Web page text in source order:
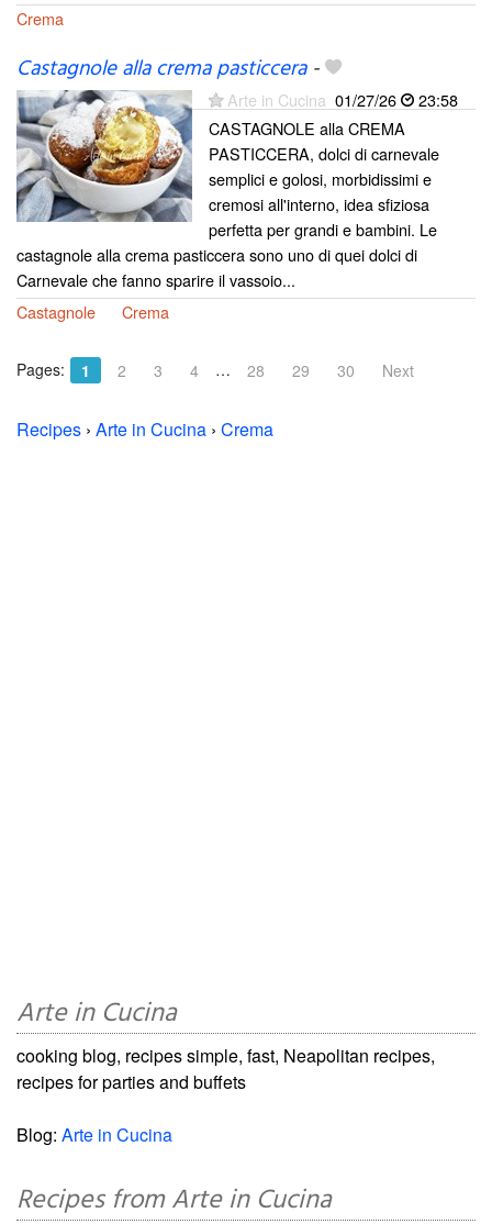
Crema
Castagnole alla crema pasticcera-
Arte in Cucina 01/27/26
23:58
CASTAGNOLE alla CREMA
PASTICCERA, dolci di carnevale
semplici e golosi, morbidissimi e
cremosi all'interno, idea sfiziosa
perfetta per grandi e bambini. Le
castagnole alla crema pasticcera sono uno di quei dolci di
Carnevale che fanno sparire il vassoio...
Castagnole
Crema
Pages: 1 2 3 4 … 28 29 30 Next
Recipes › Arte in Cucina › Crema
Arte in Cucina
cooking blog, recipes simple, fast, Neapolitan recipes,
recipes for parties and buffets
Blog: Arte in Cucina
Recipes from Arte in Cucina